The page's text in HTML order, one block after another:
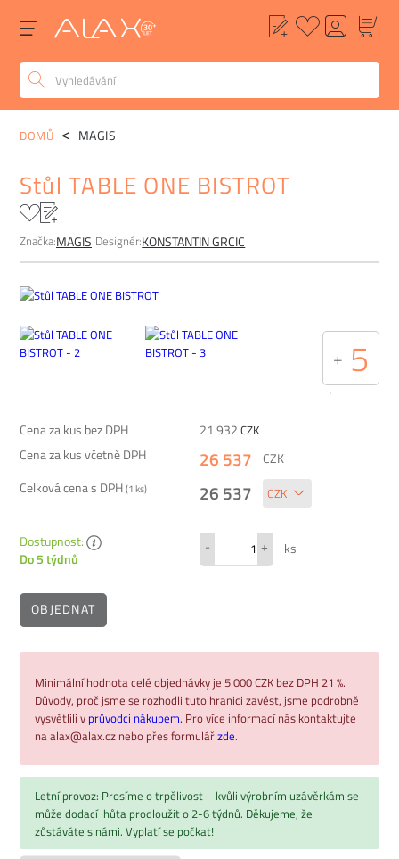
POPIS ALTERNATIVY
DOMŮ MAGIS
Stůl TABLE ONE BISTROT
Značka:MAGIS Designér:KONSTANTIN GRCIC
+ 5
Cena za kus bez DPH 21 932 CZK
Cena za kus včetně DPH
26 537
CZK
Celková cena s DPH(1ks) 26 537
Dostupnost:
Do 5 týdnů
- + ks
OBJEDNAT
Minimální hodnota celé objednávky je 5 000 CZK bez DPH 21 %.
Důvody, proč jsme se rozhodli tuto hranici zavést, jsme podrobně
vysvětlili v průvodci nákupem. Pro více informací nás kontaktujte
na alax@alax.cz nebo přes formulářzde.
Letní provoz: Prosíme o trpělivost – kvůli výrobním uzávěrkám se
může dodací lhůta prodloužit o 2-6 týdnů. Děkujeme, že
zůstáváte s námi. Vyplatí se počkat!